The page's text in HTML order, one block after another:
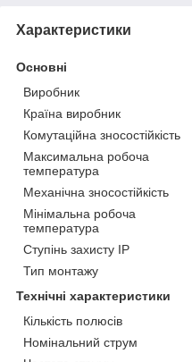
Характеристики
Основні
Виробник
Країна виробник
Комутаційна зносостійкість
Максимальна робоча
температура
Механічна зносостійкість
Мінімальна робоча
температура
Ступінь захисту IP
Тип монтажу
Технічні характеристики
Кількість полюсів
Номінальний струм